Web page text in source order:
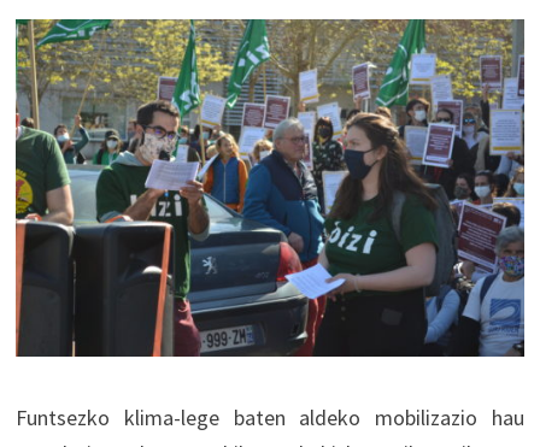
Funtsezko klima-lege baten aldeko mobilizazio hau